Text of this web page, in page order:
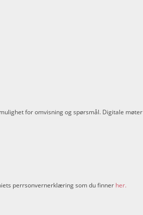
for omvisning og spørsmål. Digitale møter
perrsonvernerklæring som du finner her.